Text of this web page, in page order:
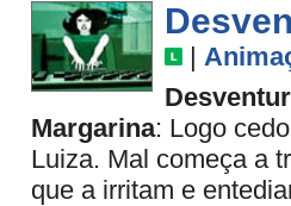
|
Margarina: Logo
Luiza. Mal começa a
que a irritam e